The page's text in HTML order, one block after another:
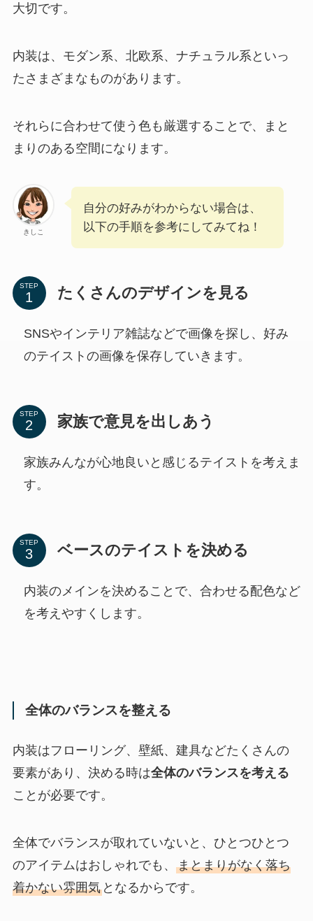
大切です。
内装は、モダン系、北欧系、ナチュラル系といっ
たさまざまなものがあります。
それらに合わせて使う色も厳選することで、まと
まりのある空間になります。
きしこ
自分の好みがわからない場合は、
以下の手順を参考にしてみてね！
STEP たくさんのデザインを見る
SNSやインテリア雑誌などで画像を探し、好み
のテイストの画像を保存していきます。
STEP 家族で意見を出しあう
家族みんなが心地良いと感じるテイストを考えま
す。
STEP ベースのテイストを決める
内装のメインを決めることで、合わせる配色など
を考えやすくします。
全体のバランスを整える
内装はフローリング、壁紙、建具などたくさんの
要素があり、決める時は全体のバランスを考える
ことが必要です。
全体でバランスが取れていないと、ひとつひとつ
のアイテムはおしゃれでも、 まとまりがなく落ち
着かない雰囲気となるからです。